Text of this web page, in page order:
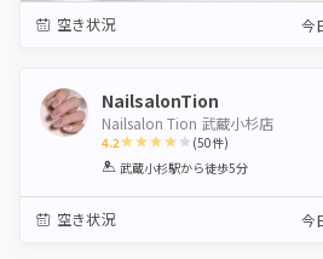
空き状況 今
NailsalonTion
Nailsalon Tion 武蔵小杉店
4.2
1 2 3 4 5
(50件)
武蔵小杉駅から徒歩5分
空き状況 今